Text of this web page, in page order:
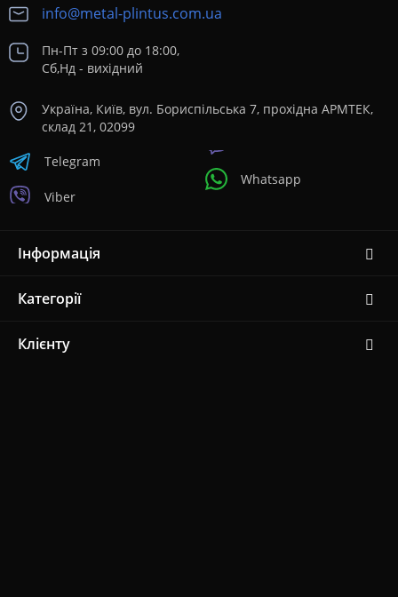
info@metal-plintus.com.ua
Пн-Пт з 09:00 до 18:00,
Сб,Нд - вихідний
Україна, Київ, вул. Бориспільська 7, прохідна АРМТЕК,
склад 21, 02099
Telegram
Viber
Whatsapp
Інформація
Категорії
Клієнту